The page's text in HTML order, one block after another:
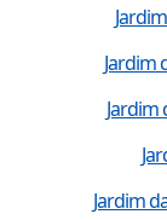
Jardim
Jardim
Jardim